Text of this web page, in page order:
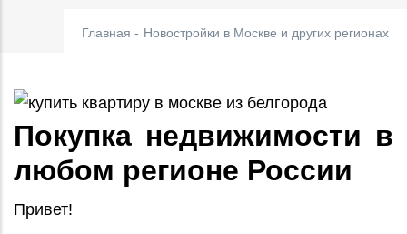
Главная - Новостройки в Москве и других регионах
Покупка недвижимости в
любом регионе России
Привет!